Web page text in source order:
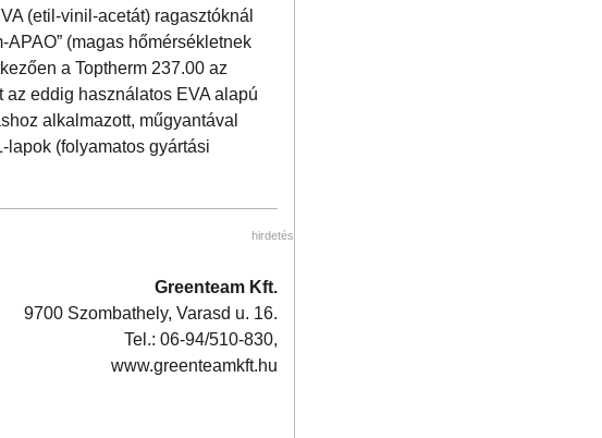
(etil-vinil-acetát) ragasztóknál
(magas hőmérsékletnek
a Toptherm 237.00 az
eddig használatos EVA alapú
alkalmazott, műgyantával
lapok (folyamatos gyártási
hirdetés
Greenteam Kft.
9700 Szombathely, Varasd u. 16.
Tel.: 06-94/510-830,
www.greenteamkft.hu